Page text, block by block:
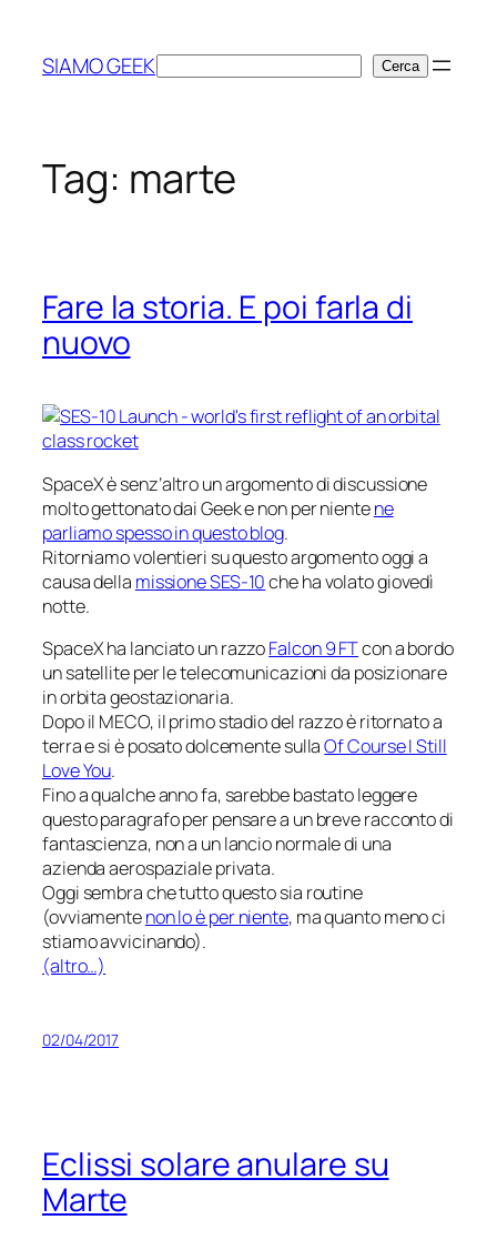
contenuto
SIAMO GEEKCerca Cerca
Tag: marte
Fare la storia. E poi farla di
nuovo
SpaceX è senz’altro un argomento di discussione
molto gettonato dai Geek e non per nientene
parliamo spesso in questo blog.
Ritorniamo volentieri su questo argomento oggi a
causa della missioneSES-10che ha volato giovedì
notte.
SpaceX ha lanciato un razzoFalcon 9 FTcon a bordo
un satellite per le telecomunicazioni da posizionare
in orbita geostazionaria.
Dopo il MECO, il primo stadio del razzo è ritornato a
terra e si è posato dolcemente sullaOf Course I Still
Love You.
Fino a qualche anno fa, sarebbe bastato leggere
questo paragrafo per pensare a un breve racconto di
fantascienza, non a un lancionormaledi una
azienda aerospaziale privata.
Oggi sembra che tutto questo sia routine
(ovviamentenon lo è per niente, ma quanto meno ci
stiamo avvicinando).
(altro…)
02/04/2017
Eclissi solare anulare su
Marte